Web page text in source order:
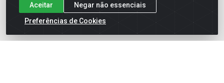
Aceitar
Negar não essenciais
Preferências de Cookies
Issam Importação e Exportação LTDA - Av. Vautier, 468 - Pari, São
Paulo/ SP - CEP 03032-000 - CNPJ 00.327.385/0003-68